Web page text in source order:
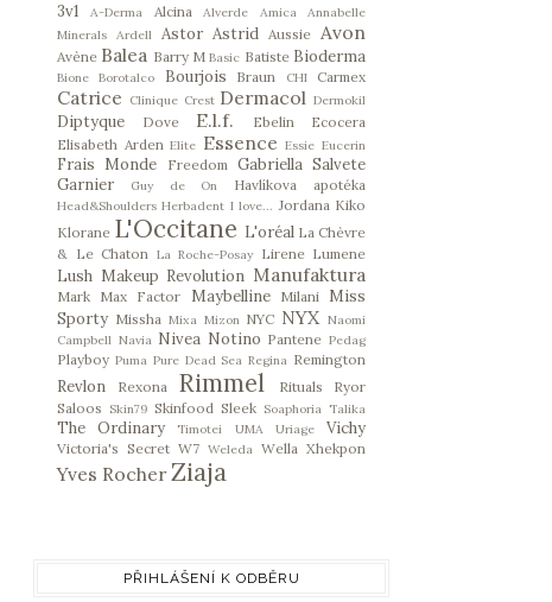
3v1 A-Derma Alcina Alverde Amica
Annabelle
Minerals
Ardell Astor Astrid Aussie Avon
Avène Balea Barry M Basic Batiste Bioderma
Bione Borotalco Bourjois Braun CHI Carmex
Catrice Clinique Crest Dermacol Dermokil
Diptyque Dove E.l.f. Ebelin
Ecocera
Elisabeth Arden Elite Essence Essie Eucerin
Frais Monde Freedom Gabriella Salvete
Garnier
Guy de On Havlíkova apotéka
Head&Shoulders Herbadent I love... Jordana Kiko
Klorane L'Occitane L'oréal La Chèvre
& Le Chaton La Roche-Posay Lirene Lumene
Lush Makeup Revolution Manufaktura
Mark Max Factor Maybelline Milani
Miss
Sporty Missha Mixa Mizon NYC NYX Naomi
Campbell Navia Nivea Notino Pantene Pedag
Playboy Puma Pure Dead Sea Regina Remington
Revlon Rexona Rimmel Rituals
Ryor
Saloos
Skin79 Skinfood Sleek Soaphoria Talika
The Ordinary Timotei UMA Uriage Vichy
Victoria's Secret W7 Weleda Wella Xhekpon
Yves Rocher Ziaja
PŘIHLÁŠENÍ K ODBĚRU